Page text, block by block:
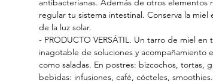
antibacterianas. Además de otros elementos
regular tu sistema intestinal. Conserva la
de la luz solar.
- PRODUCTO VERSÁTIL. Un tarro de miel en
inagotable de soluciones y acompañamiento
como saladas. En postres: bizcochos, tortas,
bebidas: infusiones, café, cócteles,